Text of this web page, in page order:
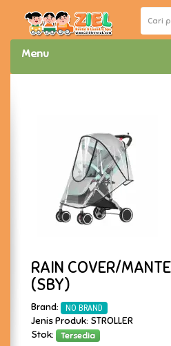
Menu
RAIN COVER/
(SBY)
Brand: NO BRAND
Jenis Produk: STROLLER
Stok:
Tersedia